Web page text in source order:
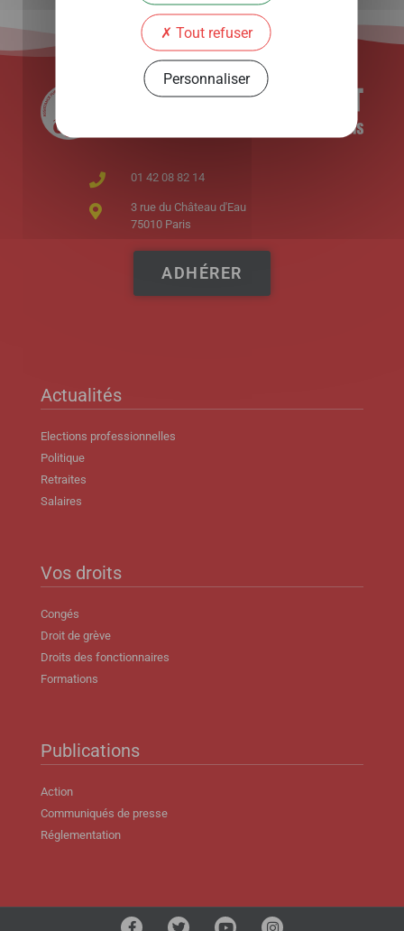
01 42 08 82 14
3 rue du Château d'Eau
75010 Paris
ADHÉRER
Actualités
Elections professionnelles
Politique
Retraites
Salaires
Vos droits
Congés
Droit de grève
Droits des fonctionnaires
Formations
Publications
Action
Communiqués de presse
Réglementation
Tout refuser
Personnaliser